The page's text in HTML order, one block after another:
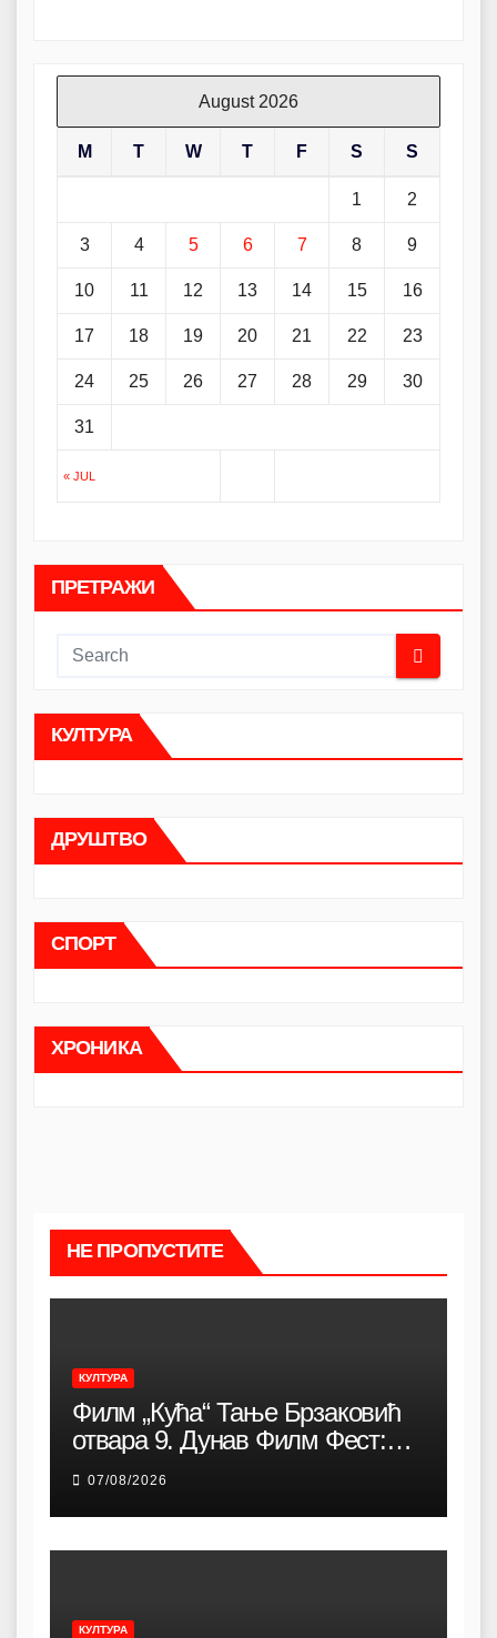
August 2026
M T W T F S S
« JUL
1 2
3 4 5 6 7 8 9
10 11 12 13 14 15 16
17 18 19 20 21 22 23
24 25 26 27 28 29 30
31
ПРЕТРАЖИ
КУЛТУРА
ДРУШТВО
СПОРТ
ХРОНИКА
НЕ ПРОПУСТИТЕ
КУЛТУРА
Филм „Кућа“ Тање Брзаковић
отвара 9. Дунав Филм Фест:
Снажна породична драма о
идентитету, коренима и борби
за очување заједнице
07/08/2026
КУЛТУРА